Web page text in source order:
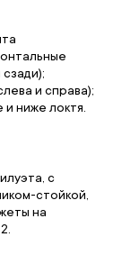
и справа);
ниже локтя.
с
стойкой,
на